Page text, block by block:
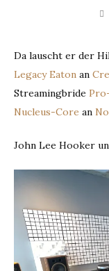
Da lauscht er der
Legacy Eaton an
Streamingbride
Nucleus-Core an
John Lee Hooker